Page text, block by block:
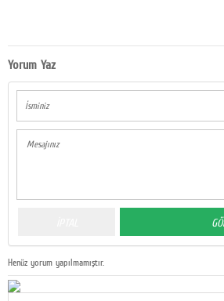
Yorum Yaz
Henüz yorum yapılmamıştır.